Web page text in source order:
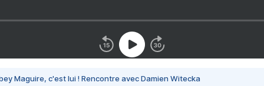
Maguire, c'est lui ! Rencontre avec Damien Witecka